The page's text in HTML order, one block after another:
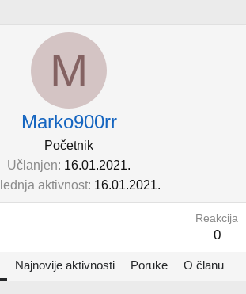
M
Marko900rr
Početnik
Učlanjen 16.01.2021.
aktivnost 16.01.2021.
Reakcija
0
Najnovije aktivnosti Poruke O članu